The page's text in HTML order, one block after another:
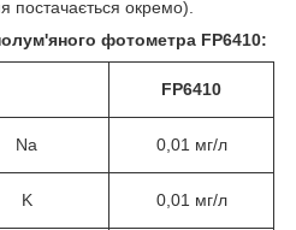
постачається окремо).
фотометра FP6410:
FP6410
Na 0,01 мг/л
K 0,01 мг/л